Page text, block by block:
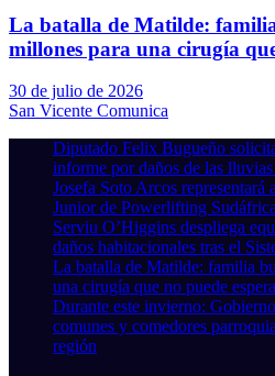
La batalla de Matilde:
millones para una cirugía
30 de julio de 2026
San Vicente Comunica
Diputado Felix Bugueño
informe por daños de las
Josefa Soto Arcos
Junior de Powerlifting
Serviu O’Higgins despliega
daños habitacionales tras el
La batalla de Matilde: familia
una cirugía que no puede
Durante este invierno:
comunes y comedores
región